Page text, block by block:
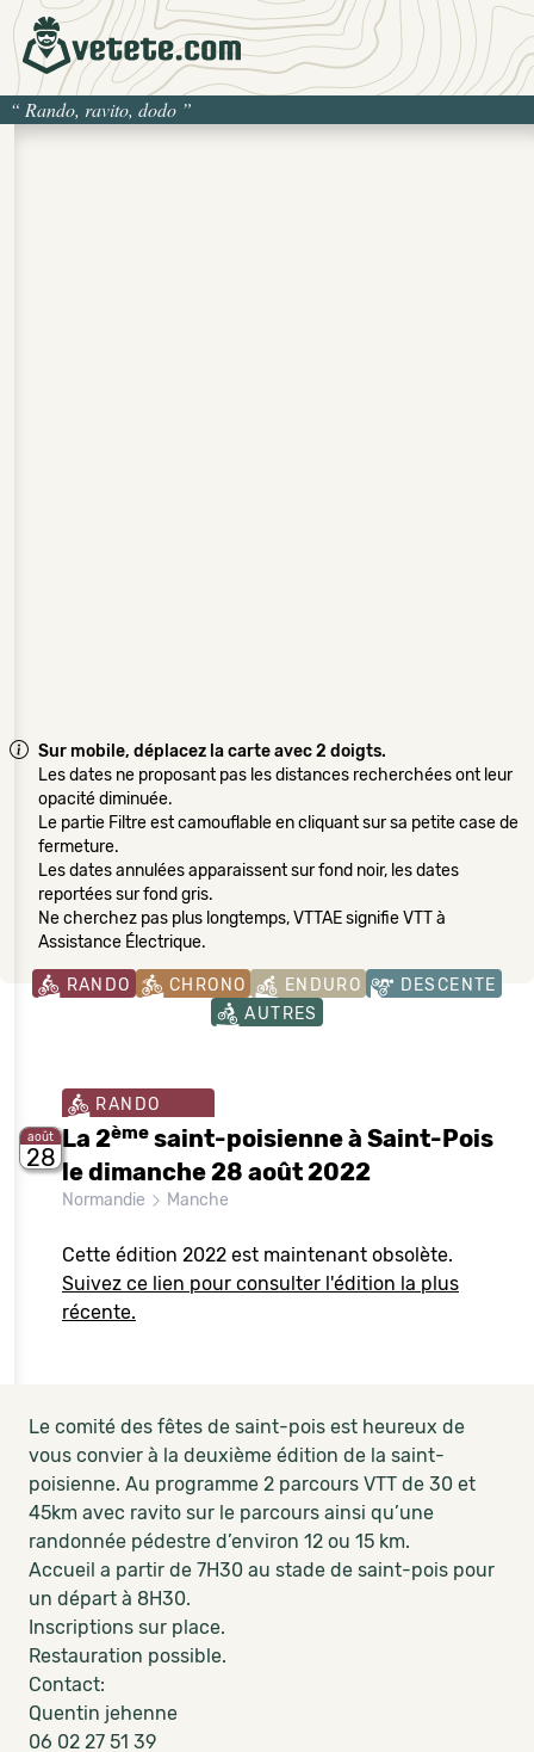
“ Rando, ravito, dodo ”
Sur mobile, déplacez la carte avec 2 doigts.
Les dates ne proposant pas les distances recherchées ont leur
opacité diminuée.
Le partie Filtre est camouflable en cliquant sur sa petite case de
fermeture.
Les dates annulées apparaissent sur fond noir, les dates
reportées sur fond gris.
Ne cherchez pas plus longtemps, VTTAE signifie VTT à
Assistance Électrique.
RANDO CHRONO ENDURO
DESCENTE
AUTRES
août
28
RANDO
La 2ème saint-poisienne à Saint-Pois
le dimanche 28 août 2022
Normandie Manche
Cette édition 2022 est maintenant obsolète.
Suivez ce lien pour consulter l'édition la plus
récente.
Le comité des fêtes de saint-pois est heureux de
vous convier à la deuxième édition de la saint-
poisienne. Au programme 2 parcours VTT de 30 et
45km avec ravito sur le parcours ainsi qu’une
randonnée pédestre d’environ 12 ou 15 km.
Accueil a partir de 7H30 au stade de saint-pois pour
un départ à 8H30.
Inscriptions sur place.
Restauration possible.
Contact:
Quentin jehenne
06 02 27 51 39